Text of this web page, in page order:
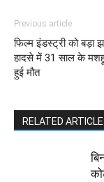
Previous article
फिल्म इंडस्ट्री को बड़ा
हादसे में 31 साल के
हुई मौत
RELATED